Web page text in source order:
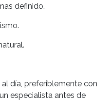
definido.
día, preferiblemente con
especialista antes de